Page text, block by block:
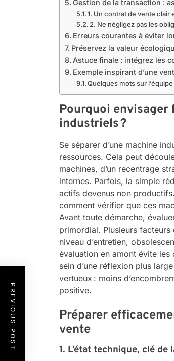
Gestion de la transaction :
1. Un contrat de vente clair
2. Ne négligez pas les
Erreurs courantes à éviter
Préservez la valeur
Astuce finale : intégrez les
Exemple inspirant d’une
Quelques mots sur l’équipe
Pourquoi envisager
industriels ?
Se séparer d’une machine
ressources. Cela peut
machines, d’un recentrage
internes. Parfois, la simple
actifs devenus non
comment vérifier que ces
Avant toute démarche,
primordial. Plusieurs
niveau d’entretien,
évaluation en amont évite
sein d’une réflexion plus
vertueux : moins
positive.
Préparer
vente
1. L’état technique, clé
PREVIOUS POST